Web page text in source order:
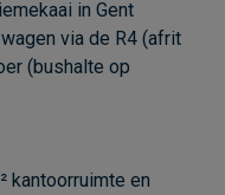
in Gent
via de R4 (afrit
(bushalte op
kantoorruimte en